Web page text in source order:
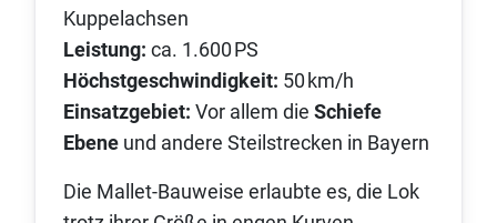
Kuppelachsen
Leistung: ca. 1.600 PS
Höchstgeschwindigkeit: 50 km/h
Einsatzgebiet: Vor allem die Schiefe
Ebene und andere Steilstrecken in Bayern
Die Mallet-Bauweise erlaubte es, die Lok